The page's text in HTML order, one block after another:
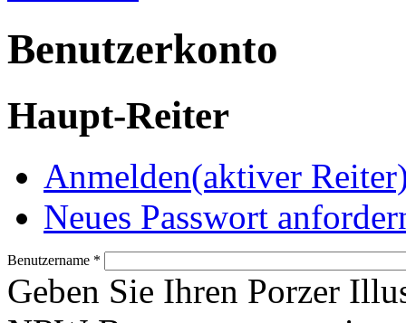
Benutzerkonto
Haupt-Reiter
Anmelden(aktiver
Neues Passwort
Benutzername *
Geben Sie Ihren Porzer